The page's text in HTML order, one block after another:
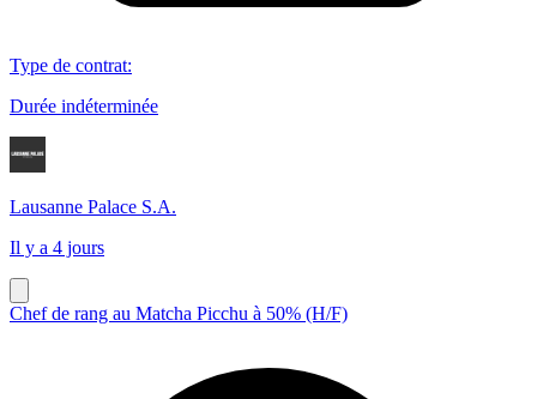
Type de contrat:
Durée indéterminée
Lausanne Palace S.A.
Il y a 4 jours
Chef de rang au Matcha Picchu à 50% (H/F)